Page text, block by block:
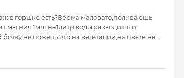
в горшке есть?Верма маловато,полива ешь
магния 1млг.на1литр воды разводишь и
не пожечь.Это на вегетации,на цвете не...